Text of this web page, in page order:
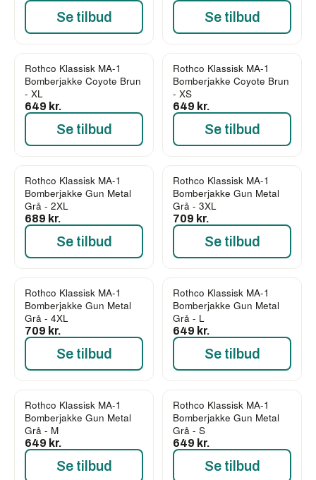
Se tilbud Se tilbud
Rothco Klassisk MA-1
Bomberjakke Coyote Brun
- XL
649 kr.
Se tilbud
Rothco Klassisk MA-1
Bomberjakke Coyote Brun
- XS
649 kr.
Se tilbud
Rothco Klassisk MA-1
Bomberjakke Gun Metal
Grå - 2XL
689 kr.
Se tilbud
Rothco Klassisk MA-1
Bomberjakke Gun Metal
Grå - 3XL
709 kr.
Se tilbud
Rothco Klassisk MA-1
Bomberjakke Gun Metal
Grå - 4XL
709 kr.
Se tilbud
Rothco Klassisk MA-1
Bomberjakke Gun Metal
Grå - L
649 kr.
Se tilbud
Rothco Klassisk MA-1
Bomberjakke Gun Metal
Grå - M
649 kr.
Se tilbud
Rothco Klassisk MA-1
Bomberjakke Gun Metal
Grå - S
649 kr.
Se tilbud